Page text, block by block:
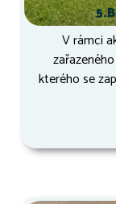
V rámci
kterého se